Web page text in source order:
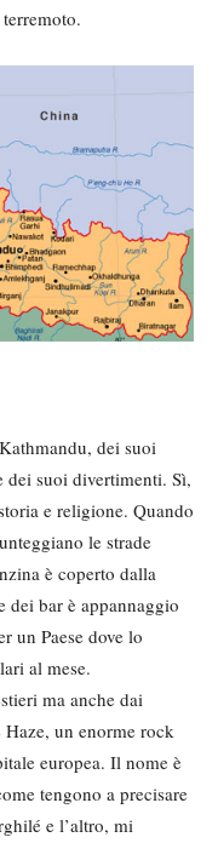
dei suoi
suoi divertimenti. Sì,
e religione. Quando
le strade
è coperto dalla
dei bar è appannaggio
un Paese dove lo
al mese.
ma anche dai
un enorme rock
europea. Il nome è
tengono a precisare
e l’altro, mi